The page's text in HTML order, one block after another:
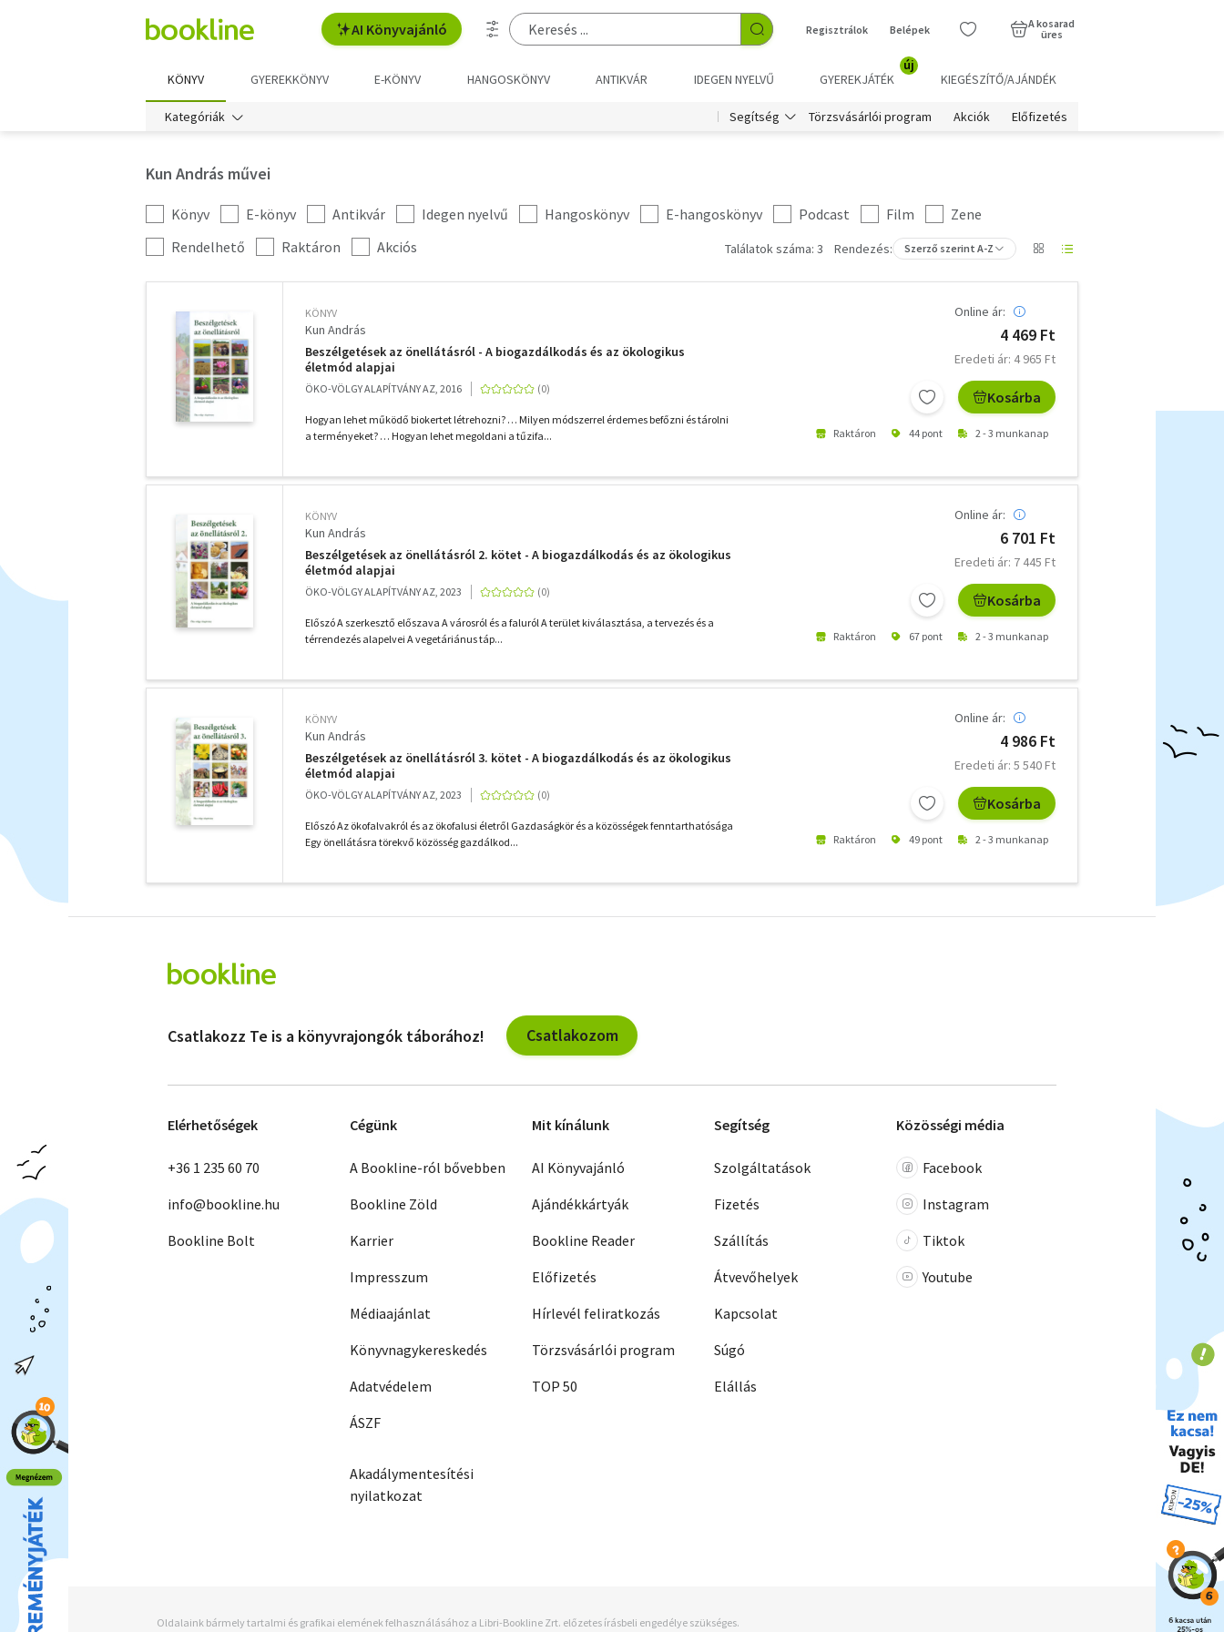
AI Könyvajánló Regisztrálok Belépek
A kosarad
üres
KÖNYV GYEREKKÖNYV E-KÖNYV HANGOSKÖNYV ANTIKVÁR IDEGEN NYELVŰ GYEREKJÁTÉK
új
KIEGÉSZÍTŐ/AJÁNDÉK
Kategóriák Segítség Törzsvásárlói program Akciók Előfizetés
Kun András művei
Kategória
szűrés
Könyv E-könyv Antikvár Idegen nyelvű Hangoskönyv E-hangoskönyv Podcast Film
Zene
További
szűrők
Rendelhető Raktáron Akciós Találatok száma: 3 Rendezés: Szerző szerint A-Z
KÖNYV
Kun András
Beszélgetések az önellátásról - A biogazdálkodás és az ökologikus
életmód alapjai
ÖKO-VÖLGY ALAPÍTVÁNY AZ, 2016
Hogyan lehet működő biokertet létrehozni? … Milyen módszerrel érdemes befőzni és tárolni
a terményeket? … Hogyan lehet megoldani a tűzifa...
Online ár:
4 469 Ft
Eredeti ár: 4 965 Ft
Kosárba
Raktáron 44 pont 2 - 3 munkanap
KÖNYV
Kun András
Beszélgetések az önellátásról 2. kötet - A biogazdálkodás és az ökologikus
életmód alapjai
ÖKO-VÖLGY ALAPÍTVÁNY AZ, 2023
Előszó A szerkesztő előszava A városról és a faluról A terület kiválasztása, a tervezés és a
térrendezés alapelvei A vegetáriánus táp...
Online ár:
6 701 Ft
Eredeti ár: 7 445 Ft
Kosárba
Raktáron 67 pont 2 - 3 munkanap
KÖNYV
Kun András
Beszélgetések az önellátásról 3. kötet - A biogazdálkodás és az ökologikus
életmód alapjai
ÖKO-VÖLGY ALAPÍTVÁNY AZ, 2023
Előszó Az ökofalvakról és az ökofalusi életről Gazdaságkör és a közösségek fenntarthatósága
Egy önellátásra törekvő közösség gazdálkod...
Online ár:
4 986 Ft
Eredeti ár: 5 540 Ft
Kosárba
Raktáron 49 pont 2 - 3 munkanap
szűrők
Csatlakozz Te is a könyvrajongók táborához! Csatlakozom
Elérhetőségek
+36 1 235 60 70
info@bookline.hu
Bookline Bolt
Cégünk
A Bookline-ról bővebben
Bookline Zöld
Karrier
Impresszum
Médiaajánlat
Könyvnagykereskedés
Adatvédelem
ÁSZF
Akadálymentesítési
nyilatkozat
Mit kínálunk
AI Könyvajánló
Ajándékkártyák
Bookline Reader
Előfizetés
Hírlevél feliratkozás
Törzsvásárlói program
TOP 50
Segítség
Szolgáltatások
Fizetés
Szállítás
Átvevőhelyek
Kapcsolat
Súgó
Elállás
Közösségi média
Facebook
Instagram
Tiktok
Youtube
Oldalaink bármely tartalmi és grafikai elemének felhasználásához a Libri-Bookline Zrt. előzetes írásbeli engedélye szükséges.